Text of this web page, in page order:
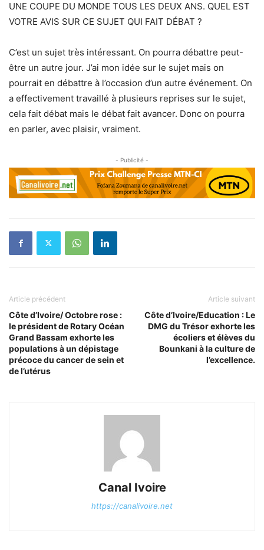
UNE COUPE DU MONDE TOUS LES DEUX ANS. QUEL EST
VOTRE AVIS SUR CE SUJET QUI FAIT DÉBAT ?
C’est un sujet très intéressant. On pourra débattre peut-
être un autre jour. J’ai mon idée sur le sujet mais on
pourrait en débattre à l’occasion d’un autre événement. On
a effectivement travaillé à plusieurs reprises sur le sujet,
cela fait débat mais le débat fait avancer. Donc on pourra
en parler, avec plaisir, vraiment.
- Publicité -
Article précédent
Côte d’Ivoire/ Octobre rose :
le président de Rotary Océan
Grand Bassam exhorte les
populations à un dépistage
précoce du cancer de sein et
de l’utérus
Article suivant
Côte d’Ivoire/Education : Le
DMG du Trésor exhorte les
écoliers et élèves du
Bounkani à la culture de
l’excellence.
Canal Ivoire
https://canalivoire.net